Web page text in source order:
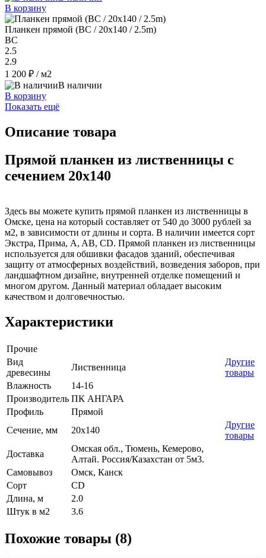
В корзину
Планкен прямой (BC / 20х140 / 2.5m)
ВС
2.5
2.9
1 200 ₽ / м2
В наличии
В корзину
Показать ещё
Описание товара
Прямой планкен из лиственницы с
сечением 20x140
Здесь вы можете купить прямой планкен из лиственницы в
Омске, цена на который составляет от 540 до 3000 рублей за
м2, в зависимости от длины и сорта. В наличии имеется сорт
Экстра, Прима, A, AB, CD. Прямой планкен из лиственницы
используется для обшивки фасадов зданий, обеспечивая
защиту от атмосферных воздействий, возведения заборов, при
ландшафтном дизайне, внутренней отделке помещений и
многом другом. Данный материал обладает высоким
качеством и долговечностью.
Характеристики
Прочие
Вид
древесины
Лиственница
Другие
товары
Влажность
14-16
Производитель ПК АНГАРА
Профиль
Прямой
Сечение, мм
20х140
Другие
товары
Доставка
Омская обл., Тюмень, Кемерово,
Алтай. Россия/Казахстан от 5м3.
Самовывоз
Омск, Канск
Сорт
CD
Длина, м
2.0
Штук в м2
3.6
Похожие товары (8)